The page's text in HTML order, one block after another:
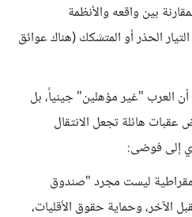
بين واقعه والأنظمة
في العالم. ​2. التيار الحذر أو المتشكك (هناك عوائق
أن العرب "غير مؤهلين" جينياً، بل
عقبات هائلة تجعل الانتقال
إلى فوضى:
ليست مجرد "صندوق
الآخر، وحماية حقوق الأقليات،